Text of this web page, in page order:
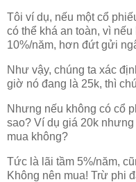
Tôi ví dụ, nếu một cổ
có thể khá an toàn, vì
10%/năm, hơn đứt gửi
Như vậy, chúng ta xác
giờ nó đang là 25k, thì
Nhưng nếu không có cổ
sao? Ví dụ giá 20k
mua không?
Tức là lãi tầm 5%/năm,
Không nên mua! Trừ phi